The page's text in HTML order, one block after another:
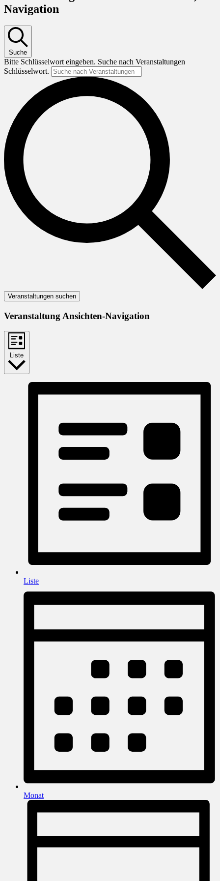
Navigation
Suche
Bitte Schlüsselwort eingeben. Suche nach Veranstaltungen
Schlüsselwort.
Veranstaltungen suchen
Veranstaltung Ansichten-Navigation
Liste
Liste
Monat